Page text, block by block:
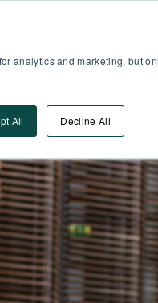
analytics and marketing, but
All Decline All
Vai Alla